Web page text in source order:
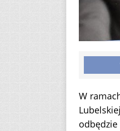
W
odbędzie